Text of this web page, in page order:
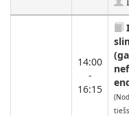
14:00
-
16:15